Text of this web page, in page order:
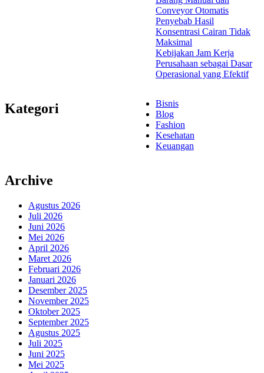
Conveyor Otomatis
Penyebab Hasil
Konsentrasi Cairan Tidak
Maksimal
Kebijakan Jam Kerja
Perusahaan sebagai Dasar
Operasional yang Efektif
Kategori
Bisnis
Blog
Fashion
Kesehatan
Keuangan
Archive
Agustus 2026
Juli 2026
Juni 2026
Mei 2026
April 2026
Maret 2026
Februari 2026
Januari 2026
Desember 2025
November 2025
Oktober 2025
September 2025
Agustus 2025
Juli 2025
Juni 2025
Mei 2025